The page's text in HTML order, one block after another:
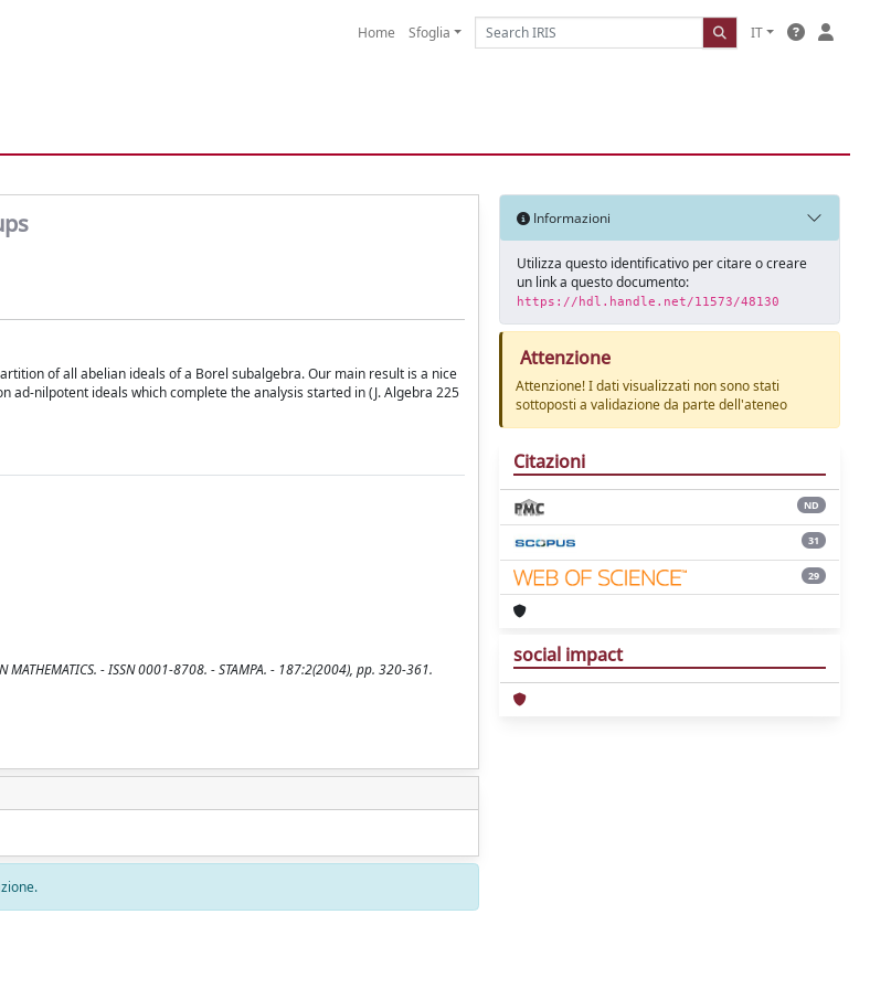
Home Sfoglia IT
of all abelian ideals of a Borel subalgebra. Our main result is a nice
nilpotent ideals which complete the analysis started in (J. Algebra 225
- ISSN 0001-8708. - STAMPA. - 187:2(2004), pp. 320-361.
Informazioni
Utilizza questo identificativo per citare o creare
un link a questo documento:
https://hdl.handle.net/11573/48130
Attenzione
Attenzione! I dati visualizzati non sono stati
sottoposti a validazione da parte dell'ateneo
Citazioni
ND
31
29
social impact